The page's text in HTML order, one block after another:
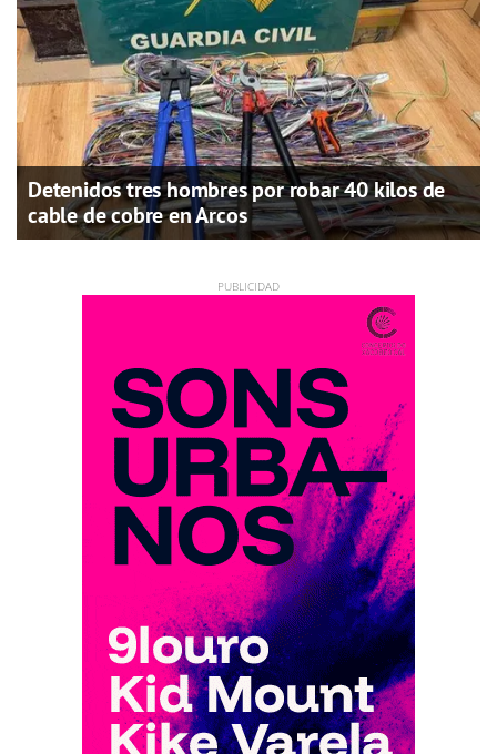
Detenidos tres hombres por robar 40 kilos de
cable de cobre en Arcos